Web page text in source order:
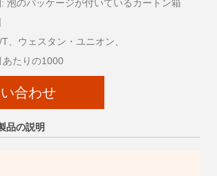
泡のパッケージが付いているカートン箱
、ウェスタン・ユニオン、
たりの1000
合わせ
品の説明